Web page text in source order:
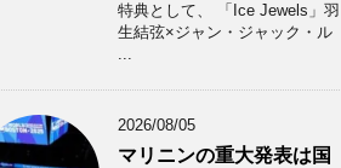
特典として、 「Ice Jewels」羽
生結弦×ジャン・ジャック・ル
...
2026/08/05
マリニンの重大発表は国